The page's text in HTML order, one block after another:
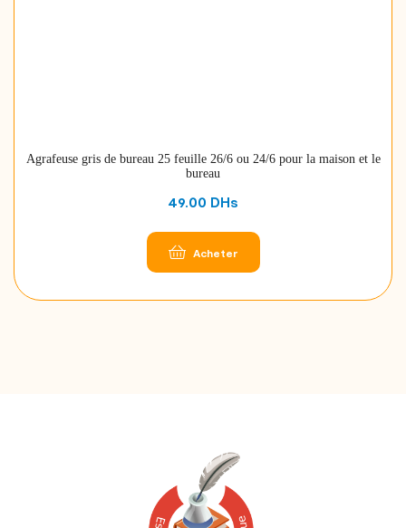
Agrafeuse gris de bureau 25 feuille 26/6 ou 24/6 pour la maison et le
bureau
49.00 DHs
Acheter